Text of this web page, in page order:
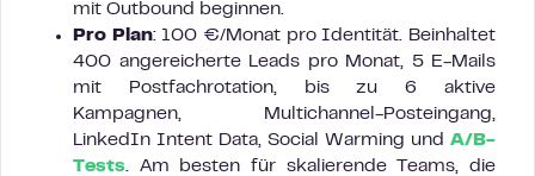
mit Outbound beginnen.
Pro Plan: 100 €/Monat pro Identität. Beinhaltet
400 angereicherte Leads pro Monat, 5 E-Mails
mit Postfachrotation, bis zu 6 aktive
Kampagnen, Multichannel-Posteingang,
LinkedIn Intent Data, Social Warming und A/B-
Tests. Am besten für skalierende Teams, die